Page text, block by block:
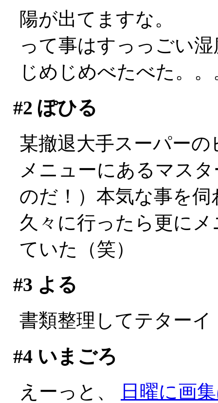
陽が出てますな。
って事はすっっごい
じめじめべたべた。。
#2 ぽひる
某撤退大手スーパー
メニューにあるマス
のだ！）本気な事を
久々に行ったら更に
ていた（笑）
#3 よる
書類整理してテターイ
#4いまごろ
えーっと、
日曜に画